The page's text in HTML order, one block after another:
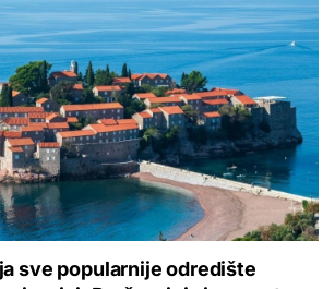
sve popularnije odredište